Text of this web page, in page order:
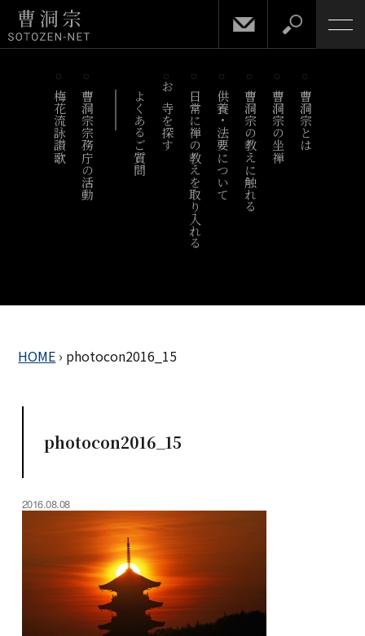
梅花流詠讃歌 曹洞宗宗務庁の活動 よくあるご質問 お寺を探す 日常に禅の教えを取り入れる供養・法要について曹洞宗の教えに触れる 曹洞宗の坐禅 曹洞宗とは
HOME › photocon2016_15
photocon2016_15
2016.08.08